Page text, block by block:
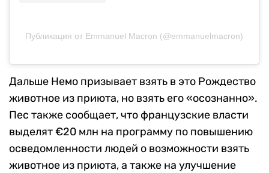
Публикация от Emmanuel Macron (@emmanuelmacron)
Дальше Немо призывает взять в это Рождество
животное из приюта, но взять его «осознанно».
Пес также сообщает, что французские власти
выделят €20 млн на программу по повышению
осведомленности людей о возможности взять
животное из приюта, а также на улучшение